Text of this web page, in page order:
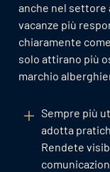
anche nel settore
vacanze più
chiaramente
solo attirano più
marchio
Sempre più
adotta
Rendete